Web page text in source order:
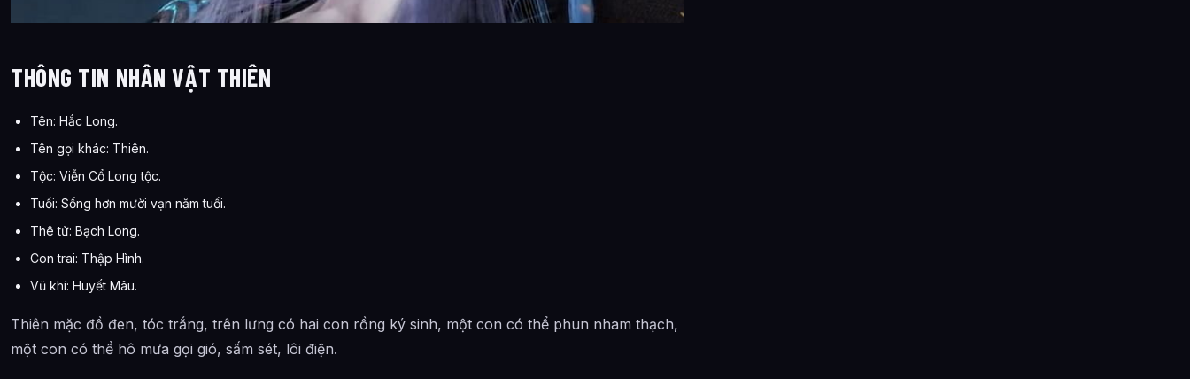
THÔNG TIN NHÂN VẬT THIÊN
Tên: Hắc Long.
Tên gọi khác: Thiên.
Tộc: Viễn Cổ Long tộc.
Tuổi: Sống hơn mười vạn năm tuổi.
Thê tử: Bạch Long.
Con trai: Thập Hình.
Vũ khí: Huyết Mâu.
Thiên mặc đồ đen, tóc trắng, trên lưng có hai con rồng ký sinh, một con có thể phun nham thạch,
một con có thể hô mưa gọi gió, sấm sét, lôi điện.